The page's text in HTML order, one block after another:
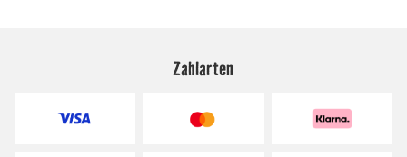
Zahlarten